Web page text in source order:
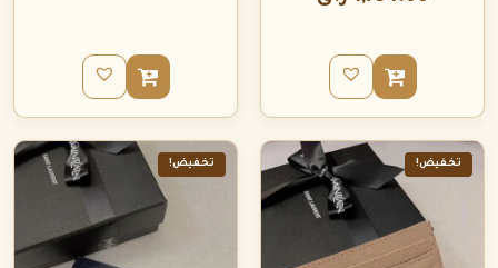
تخفيض! تخفيض!